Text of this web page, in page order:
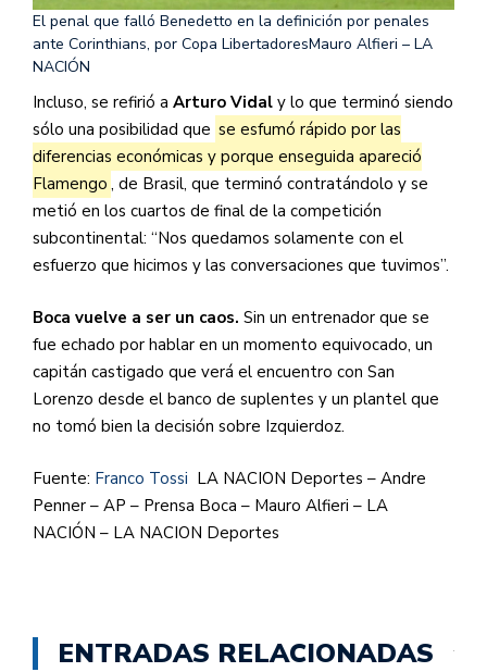
El penal que falló Benedetto en la definición por penales
ante Corinthians, por Copa LibertadoresMauro Alfieri – LA
NACIÓN
Incluso, se refirió a Arturo Vidal y lo que terminó siendo
sólo una posibilidad que se esfumó rápido por las
diferencias económicas y porque enseguida apareció
Flamengo , de Brasil, que terminó contratándolo y se
metió en los cuartos de final de la competición
subcontinental: “Nos quedamos solamente con el
esfuerzo que hicimos y las conversaciones que tuvimos”.
Boca vuelve a ser un caos. Sin un entrenador que se
fue echado por hablar en un momento equivocado, un
capitán castigado que verá el encuentro con San
Lorenzo desde el banco de suplentes y un plantel que
no tomó bien la decisión sobre Izquierdoz.
Fuente: Franco Tossi LA NACION Deportes – Andre
Penner – AP – Prensa Boca – Mauro Alfieri – LA
NACIÓN – LA NACION Deportes
ENTRADAS RELACIONADAS